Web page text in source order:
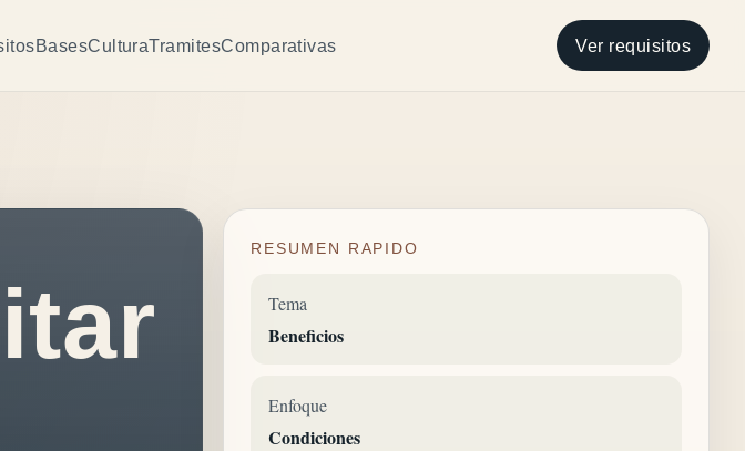
BasesCulturaTramitesComparativas Ver requisitos
RESUMEN RAPIDO
Tema
Beneficios
Enfoque
Condiciones